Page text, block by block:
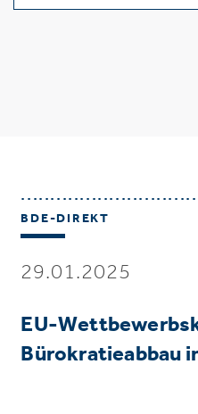
BDE-DIREKT
29.01.2025
EU-
Bürokratieabbau